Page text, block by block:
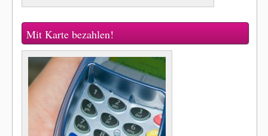
Mit Karte bezahlen!